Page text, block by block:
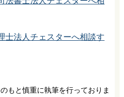
士法人チェスターへ相談す
もと慎重に執筆を行っておりま